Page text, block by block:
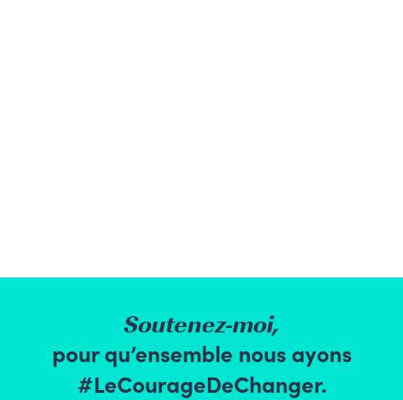
Soutenez-moi,
pour qu’ensemble nous ayons
#LeCourageDeChanger.